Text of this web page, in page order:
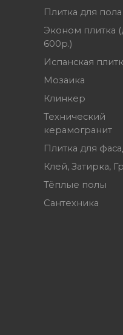
Плитка для пола
Эконом плитка
600р.)
Испанская
Мозаика
Клинкер
Технический
керамогранит
Плитка для
Клей, Затирка,
Тёплые полы
Сантехника